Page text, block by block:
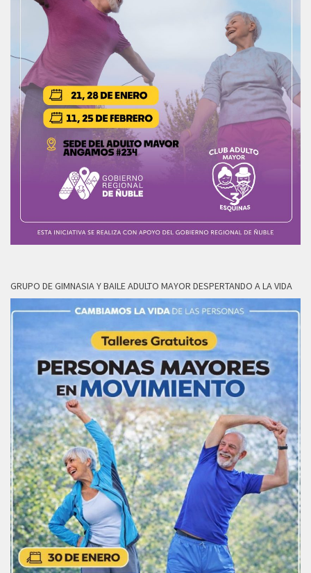
GRUPO DE GIMNASIA Y BAILE ADULTO MAYOR DESPERTANDO A LA VIDA